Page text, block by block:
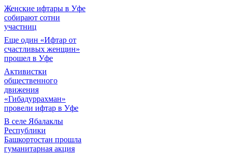
Женские ифтары в Уфе
собирают сотни
участниц
Еще один «Ифтар от
счастливых женщин»
прошел в Уфе
Активистки
общественного
движения
«Гибадуррахман»
провели ифтар в Уфе
В селе Ябалаклы
Республики
Башкортостан прошла
гуманитарная акция